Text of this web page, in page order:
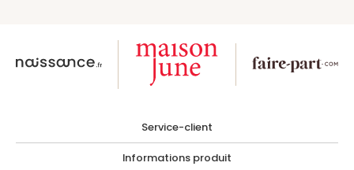
Service-client
Informations produit